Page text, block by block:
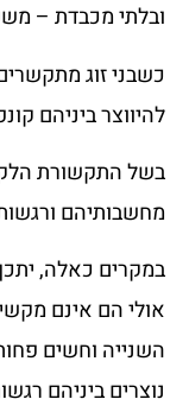
ובלתי מכבדת –
כשבני זוג
להיווצר ביניהם
בשל התקשורת
מחשבותיהם
במקרים כאלה,
אולי הם אינם
השנייה וחשים
נוצרים ביניהם